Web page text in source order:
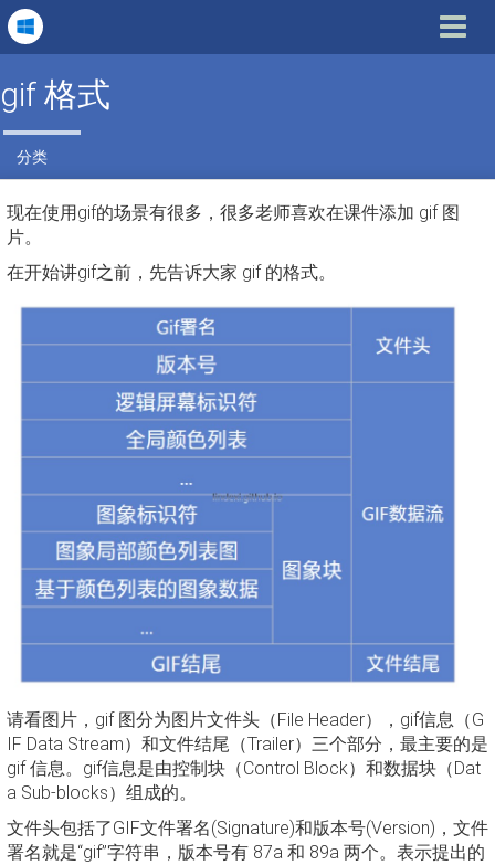
Toggle
gif 格式
分类
现在使用gif的场景有很多，很多老师喜欢在课件添加 gif 图
片。
在开始讲gif之前，先告诉大家 gif 的格式。
请看图片，gif 图分为图片文件头（File Header），gif信息（G
IF Data Stream）和文件结尾（Trailer）三个部分，最主要的是
gif 信息。gif信息是由控制块（Control Block）和数据块（Dat
a Sub-blocks）组成的。
文件头包括了GIF文件署名(Signature)和版本号(Version)，文件
署名就是“gif”字符串，版本号有 87a 和 89a 两个。表示提出的